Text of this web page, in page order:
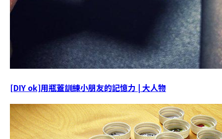
[DIY ok]用瓶蓋訓練小朋友的記憶力 | 大人物